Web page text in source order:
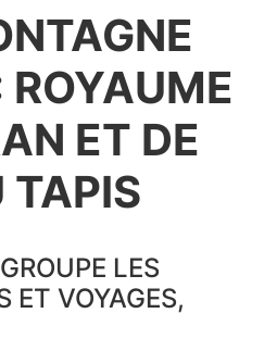
ROYAUME
ET DE
TAPIS
LES
ET VOYAGES,